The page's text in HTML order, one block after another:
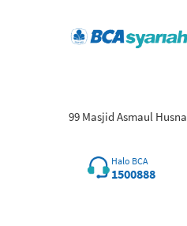
99 Masjid Asmaul Husna
Halo BCA
1500888